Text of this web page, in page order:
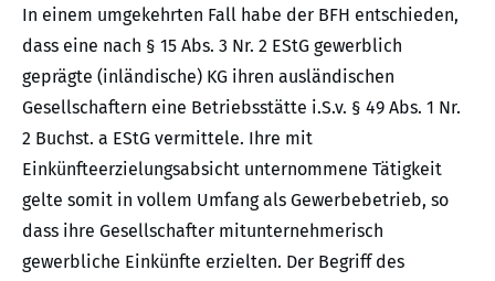
In einem umgekehrten Fall habe der BFH entschieden,
dass eine nach § 15 Abs. 3 Nr. 2 EStG gewerblich
geprägte (inländische) KG ihren ausländischen
Gesellschaftern eine Betriebsstätte i.S.v. § 49 Abs. 1 Nr.
2 Buchst. a EStG vermittele. Ihre mit
Einkünfteerzielungsabsicht unternommene Tätigkeit
gelte somit in vollem Umfang als Gewerbebetrieb, so
dass ihre Gesellschafter mitunternehmerisch
gewerbliche Einkünfte erzielten. Der Begriff des